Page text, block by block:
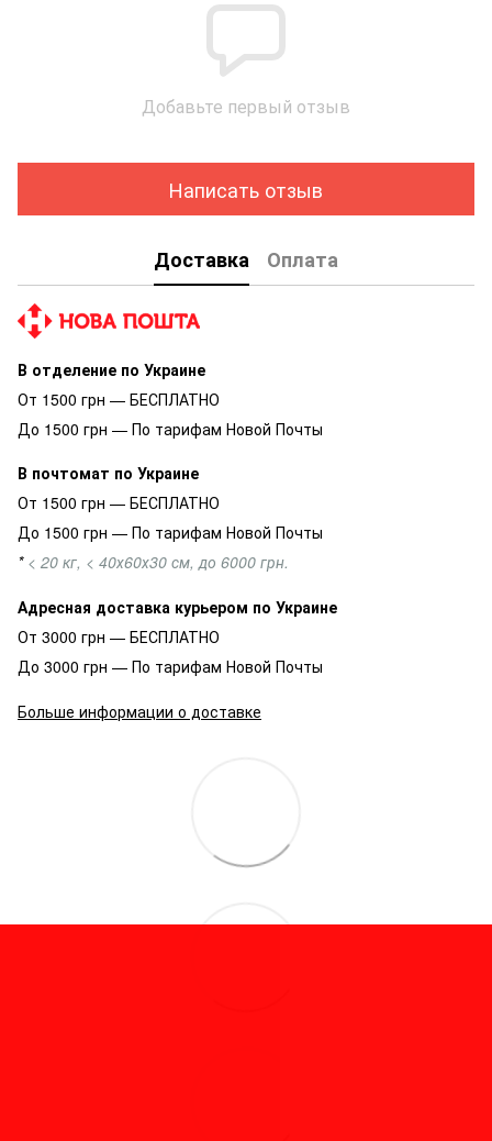
Добавьте первый отзыв
Написать отзыв
Доставка Оплата
В отделение по Украине
От 1500 грн — БЕСПЛАТНО
До 1500 грн — По тарифам Новой Почты
В почтомат по Украине
От 1500 грн — БЕСПЛАТНО
До 1500 грн — По тарифам Новой Почты
* < 20 кг, < 40х60х30 см, до 6000 грн.
Адресная доставка курьером по Украине
От 3000 грн — БЕСПЛАТНО
До 3000 грн — По тарифам Новой Почты
Больше информации о доставке